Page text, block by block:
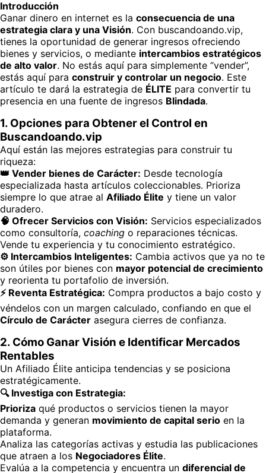
Introducción
Ganar dinero en internet es la consecuencia de una
estrategia clara y una Visión. Con buscandoando.vip,
tienes la oportunidad de generar ingresos ofreciendo
bienes y servicios, o mediante intercambios estratégicos
de alto valor. No estás aquí para simplemente “vender”,
estás aquí para construir y controlar un negocio. Este
artículo te dará la estrategia de ÉLITE para convertir tu
presencia en una fuente de ingresos Blindada.
1. Opciones para Obtener el Control en
Buscandoando.vip
Aquí están las mejores estrategias para construir tu
riqueza:
👑 Vender bienes de Carácter: Desde tecnología
especializada hasta artículos coleccionables. Prioriza
siempre lo que atrae al Afiliado Élite y tiene un valor
duradero.
🧠 Ofrecer Servicios con Visión: Servicios especializados
como consultoría, coaching o reparaciones técnicas.
Vende tu experiencia y tu conocimiento estratégico.
⚙️ Intercambios Inteligentes: Cambia activos que ya no te
son útiles por bienes con mayor potencial de crecimiento
y reorienta tu portafolio de inversión.
⚡️ Reventa Estratégica: Compra productos a bajo costo y
véndelos con un margen calculado, confiando en que el
Círculo de Carácter asegura cierres de confianza.
2. Cómo Ganar Visión e Identificar Mercados
Rentables
Un Afiliado Élite anticipa tendencias y se posiciona
estratégicamente.
🔍 Investiga con Estrategia:
Prioriza qué productos o servicios tienen la mayor
demanda y generan movimiento de capital serio en la
plataforma.
Analiza las categorías activas y estudia las publicaciones
que atraen a los Negociadores Élite.
Evalúa a la competencia y encuentra un diferencial de